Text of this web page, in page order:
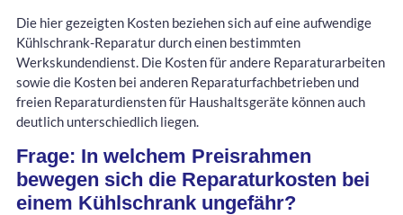
Die hier gezeigten Kosten beziehen sich auf eine aufwendige
Kühlschrank-Reparatur durch einen bestimmten
Werkskundendienst. Die Kosten für andere Reparaturarbeiten
sowie die Kosten bei anderen Reparaturfachbetrieben und
freien Reparaturdiensten für Haushaltsgeräte können auch
deutlich unterschiedlich liegen.
Frage: In welchem Preisrahmen
bewegen sich die Reparaturkosten bei
einem Kühlschrank ungefähr?